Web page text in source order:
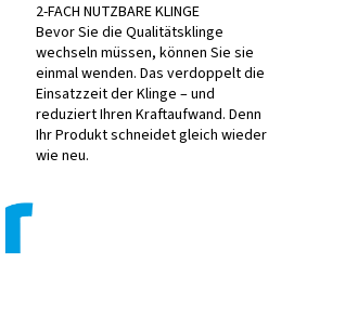
2-FACH NUTZBARE KLINGE
Bevor Sie die Qualitätsklinge
wechseln müssen, können Sie sie
einmal wenden. Das verdoppelt die
Einsatzzeit der Klinge – und
reduziert Ihren Kraftaufwand. Denn
Ihr Produkt schneidet gleich wieder
wie neu.